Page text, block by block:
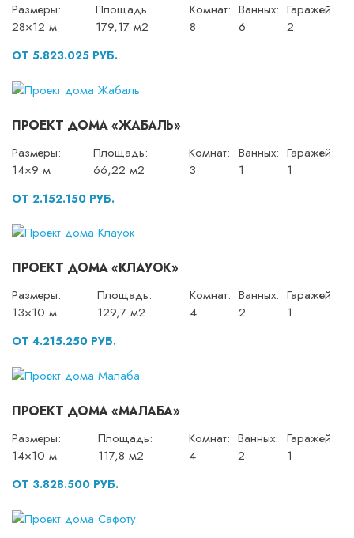
Размеры:
28×12 м
Площадь:
179,17 м2
Комнат:
8
Ванных:
6
Гаражей:
2
ОТ 5.823.025 РУБ.
ПРОЕКТ ДОМА «ЖАБАЛЬ»
Размеры:
14×9 м
Площадь:
66,22 м2
Комнат:
3
Ванных:
1
Гаражей:
1
ОТ 2.152.150 РУБ.
ПРОЕКТ ДОМА «КЛАУОК»
Размеры:
13×10 м
Площадь:
129,7 м2
Комнат:
4
Ванных:
2
Гаражей:
1
ОТ 4.215.250 РУБ.
ПРОЕКТ ДОМА «МАЛАБА»
Размеры:
14×10 м
Площадь:
117,8 м2
Комнат:
4
Ванных:
2
Гаражей:
1
ОТ 3.828.500 РУБ.